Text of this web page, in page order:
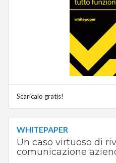
Scaricalo gratis!
WHITEPAPER
Un caso virtuoso di
comunicazione